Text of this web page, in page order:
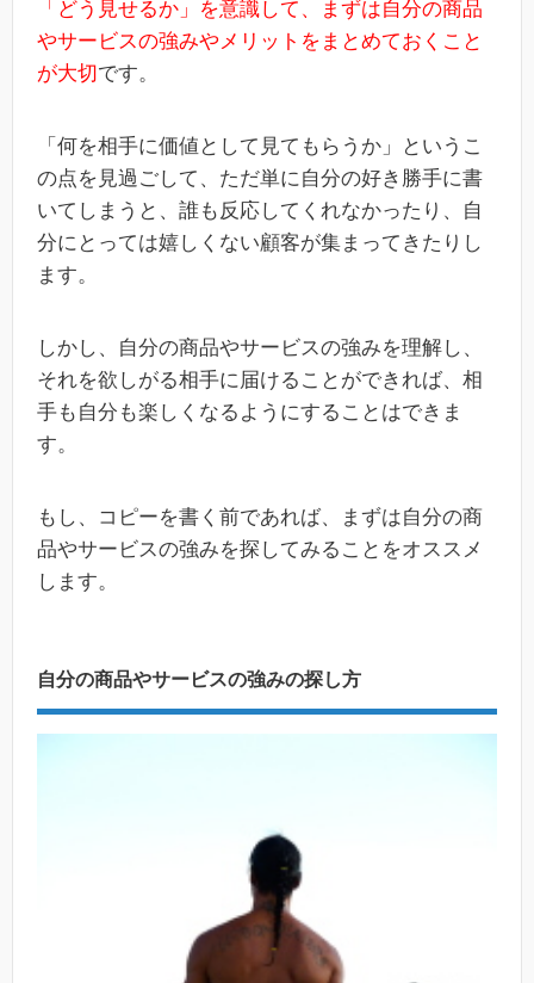
「どう見せるか」を意識して、まずは自分の商品
やサービスの強みやメリットをまとめておくこと
が大切です。
「何を相手に価値として見てもらうか」というこ
の点を見過ごして、ただ単に自分の好き勝手に書
いてしまうと、誰も反応してくれなかったり、自
分にとっては嬉しくない顧客が集まってきたりし
ます。
しかし、自分の商品やサービスの強みを理解し、
それを欲しがる相手に届けることができれば、相
手も自分も楽しくなるようにすることはできま
す。
もし、コピーを書く前であれば、まずは自分の商
品やサービスの強みを探してみることをオススメ
します。
自分の商品やサービスの強みの探し方